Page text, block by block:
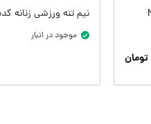
تومان
نیم تنه ورزشی زنانه کدW09399-305
موجود در انبار